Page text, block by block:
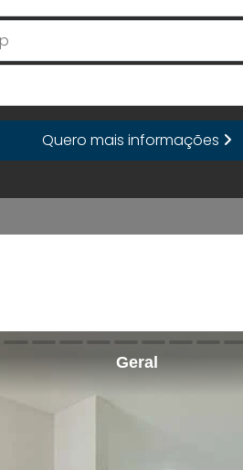
Quero mais informações
Geral